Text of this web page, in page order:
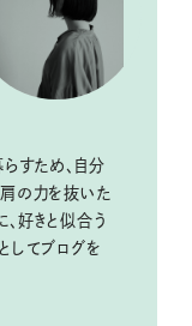
らすため、自分
の力を抜いた
、好きと似合う
してブログを